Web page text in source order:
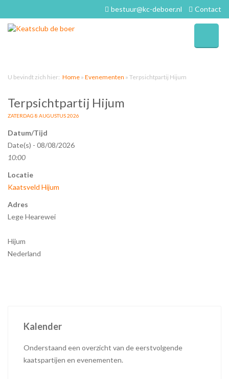
bestuur@kc-deboer.nl Contact
U bevindt zich hier: Home » Evenementen » Terpsichtpartij Hijum
Terpsichtpartij Hijum
ZATERDAG 8 AUGUSTUS 2026
Datum/Tijd
Date(s) - 08/08/2026
10:00
Locatie
Kaatsveld Hijum
Adres
Lege Hearewei
Hijum
Nederland
Kalender
Onderstaand een overzicht van de eerstvolgende
kaatspartijen en evenementen.